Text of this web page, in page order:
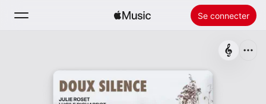
Se connecter
Accueil